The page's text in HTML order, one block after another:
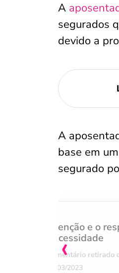
A
segurados
devido a
A
base em
segurado
Atenção e o
necessidade
Comentário
07/03/2023
‹